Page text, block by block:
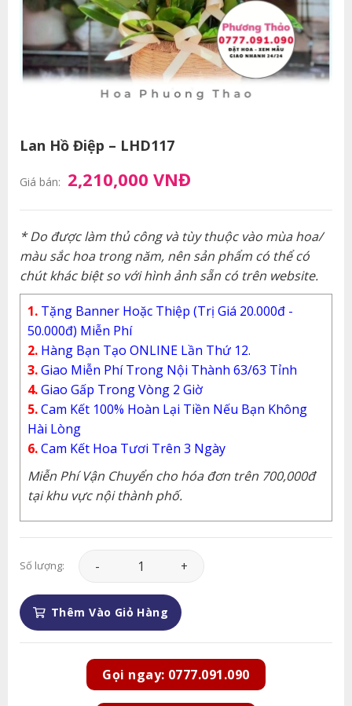
Lan Hồ Điệp – LHD117
Giá bán: 2,210,000 VNĐ
* Do được làm thủ công và tùy thuộc vào mùa hoa/
màu sắc hoa trong năm, nên sản phẩm có thể có
chút khác biệt so với hình ảnh sẵn có trên website.
1. Tặng Banner Hoặc Thiệp (Trị Giá 20.000đ -
50.000đ) Miễn Phí
2. Hàng Bạn Tạo ONLINE Lần Thứ 12.
3.Giao Miễn Phí Trong Nội Thành 63/63 Tỉnh
4.Giao Gấp Trong Vòng 2 Giờ
5.Cam Kết 100% Hoàn Lại Tiền Nếu Bạn Không
Hài Lòng
6.Cam Kết Hoa Tươi Trên 3 Ngày
Miễn Phí Vận Chuyển cho hóa đơn trên 700,000đ
tại khu vực nội thành phố.
Số lượng: Lan Hồ Điệp - LHD117 số lượng
Thêm Vào Giỏ Hàng
Gọi ngay: 0777.091.090